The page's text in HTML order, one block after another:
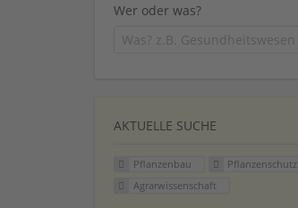
Wer oder was?
AKTUELLE SUCHE
Pflanzenbau
Pflanzenschutz
Agrarwissenschaft